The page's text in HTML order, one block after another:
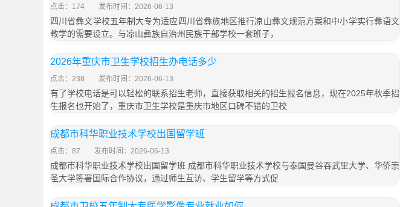
点击：174 发布时间：2026-06-13
四川省彝文学校五年制大专为适应四川省彝族地区推行凉山彝文规范方案和中小学实行彝语文
教学的需要设立。与凉山彝族自治州民族干部学校一套班子，
2026年重庆市卫生学校招生办电话多少
点击：238 发布时间：2026-06-13
有了学校电话是可以轻松的联系招生老师，直接获取相关的招生报名信息，现在2025年秋季招
生报名也开始了，重庆市卫生学校是重庆市地区口碑不错的卫校
成都市科华职业技术学校出国留学班
点击：87 发布时间：2026-06-13
成都市科华职业技术学校出国留学班 成都市科华职业技术学校与泰国曼谷吞武里大学、华侨崇
圣大学签署国际合作协议，通过师生互访、学生留学等方式促